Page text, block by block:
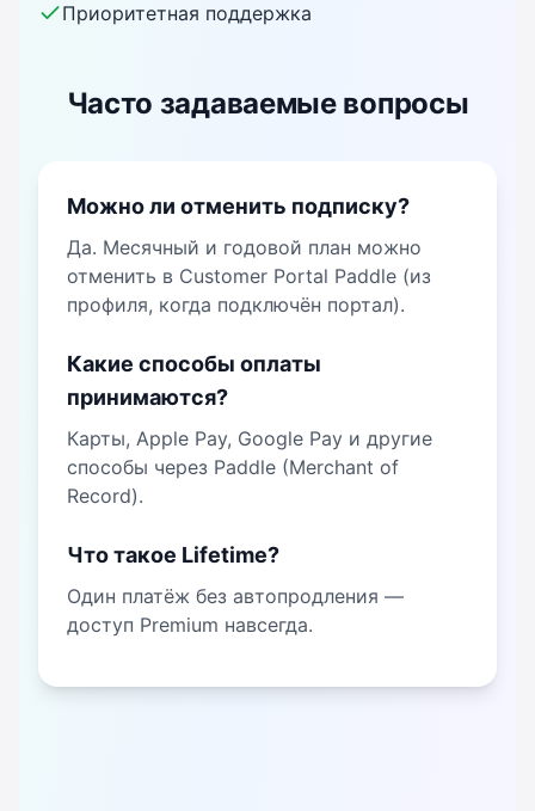
Приоритетная поддержка
Часто задаваемые вопросы
Можно ли отменить подписку?
Да. Месячный и годовой план можно
отменить в Customer Portal Paddle (из
профиля, когда подключён портал).
Какие способы оплаты
принимаются?
Карты, Apple Pay, Google Pay и другие
способы через Paddle (Merchant of
Record).
Что такое Lifetime?
Один платёж без автопродления —
доступ Premium навсегда.